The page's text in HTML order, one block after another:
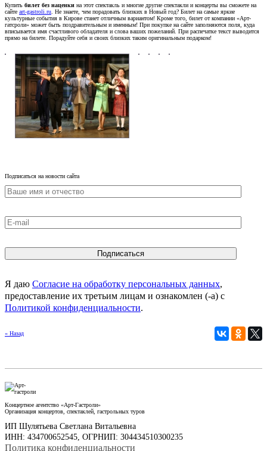
Купить билет без наценки на этот спектакль и многие другие спектакли и концерты вы сможете на
сайте art-gastroli.ru . Не знаете, чем порадовать близких в Новый год? Билет на самые яркие
культурные события в Кирове станет отличным вариантом! Кроме того, билет от компании «Арт-
гатсроли» может быть поздравительным и именным! При покупке на сайте заполняются поля, куда
вписывается имя счастливого обладателя и слова ваших пожеланий. При распечатке текст выводится
прямо на билете. Порадуйте себя и своих близких таким оригинальным подарком!
Подписаться на новости сайта
Я даю Согласие на обработку персональных данных,
предоставление их третьим лицам и ознакомлен (-а) c
Политикой конфиденциальности.
« Назад
Концертное агентство «Арт-Гастроли»
Организация концертов, спектаклей, гастрольных туров
ИП Шулятьева Светлана Витальевна
ИНН: 434700652545, ОГРНИП: 304434510300235
Политика конфиденциальности